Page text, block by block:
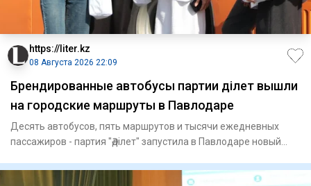
https://liter.kz
08 Августа 2026 22:09
Брендированные автобусы партии Әділет вышли
на городские маршруты в Павлодаре
Десять автобусов, пять маршрутов и тысячи ежедневных
пассажиров - партия "Әділет" запустила в Павлодаре новый